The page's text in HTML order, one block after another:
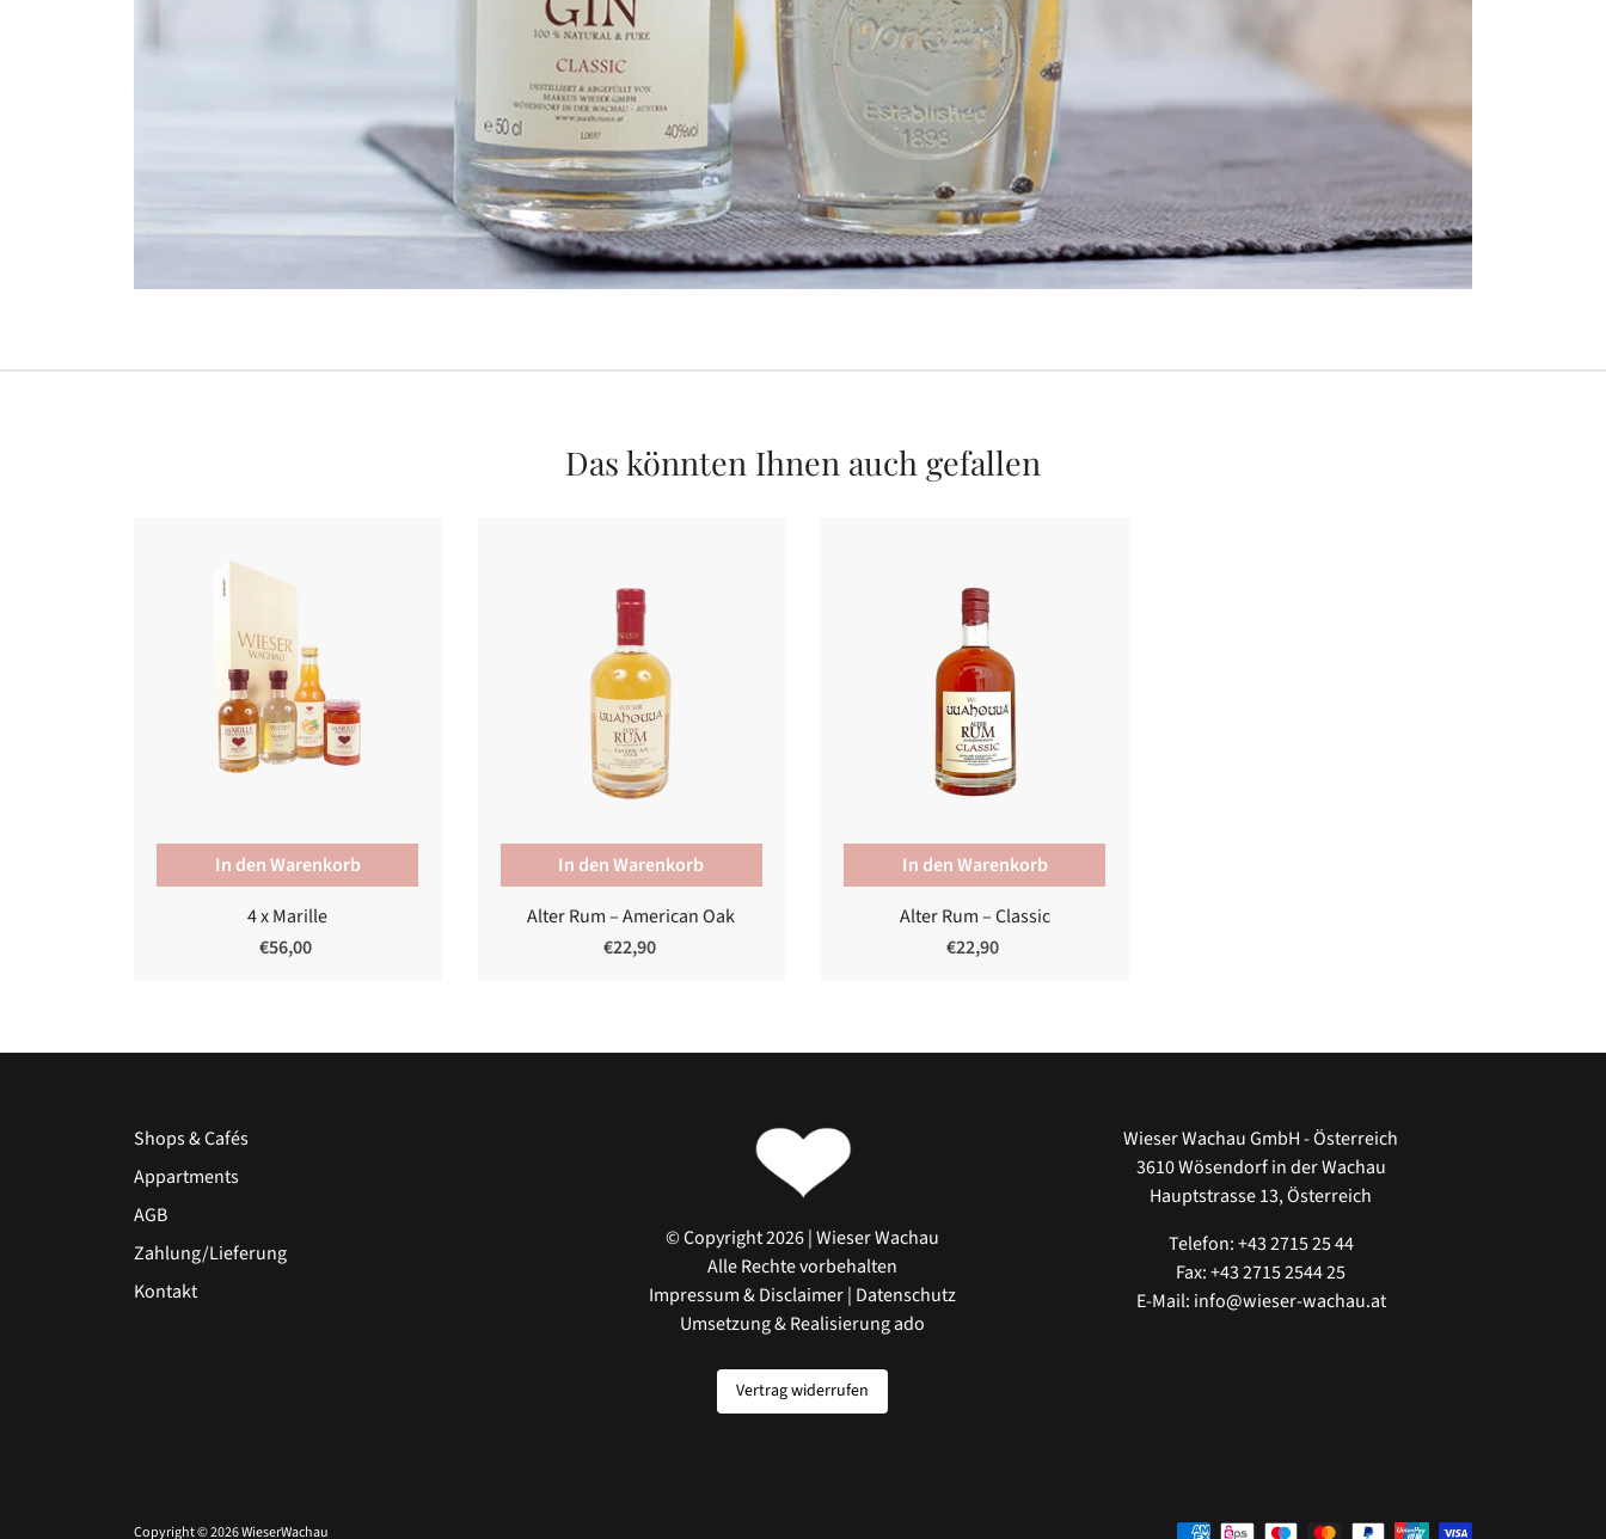
Das könnten Ihnen auch gefallen
In den Warenkorb
4 x Marille
€56,00
Alter Rum – American Oak
€22,90
Alter Rum – Classic
€22,90
Shops & Cafés
Appartments
AGB
Zahlung/Lieferung
Kontakt
© Copyright 2026 | Wieser Wachau
Alle Rechte vorbehalten
Impressum & Disclaimer| Datenschutz
Umsetzung & Realisierung ado
Vertrag widerrufen
Wieser Wachau GmbH - Österreich
3610 Wösendorf in der Wachau
Hauptstrasse 13, Österreich
Telefon: +43 2715 25 44
Fax: +43 2715 2544 25
E-Mail: info@wieser-wachau.at
Copyright © 2026WieserWachau